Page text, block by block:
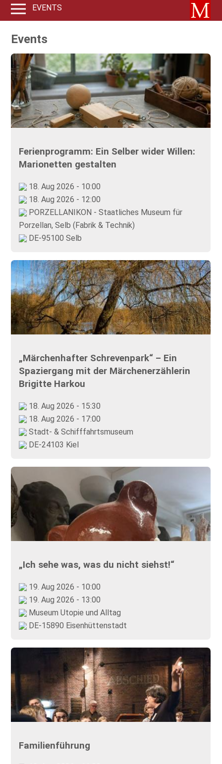
EVENTS
Events
Ferienprogramm: Ein Selber wider Willen:
Marionetten gestalten
18. Aug 2026 - 10:00
18. Aug 2026 - 12:00
PORZELLANIKON - Staatliches Museum für
Porzellan, Selb (Fabrik & Technik)
DE-95100 Selb
„Märchenhafter Schrevenpark“ – Ein
Spaziergang mit der Märchenerzählerin
Brigitte Harkou
18. Aug 2026 - 15:30
18. Aug 2026 - 17:00
Stadt- & Schifffahrtsmuseum
DE-24103 Kiel
„Ich sehe was, was du nicht siehst!“
19. Aug 2026 - 10:00
19. Aug 2026 - 13:00
Museum Utopie und Alltag
DE-15890 Eisenhüttenstadt
Familienführung